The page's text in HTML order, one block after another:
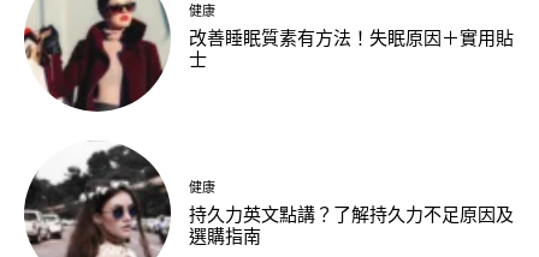
健康
改善睡眠質素有方法！失眠原因＋實用貼
士
健康
持久力英文點講？了解持久力不足原因及
選購指南